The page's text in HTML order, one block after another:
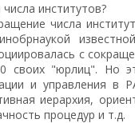
институтов?
числа
с
своих "юрлиц". Но
и управления в
иерархия,
процедур и т.д.